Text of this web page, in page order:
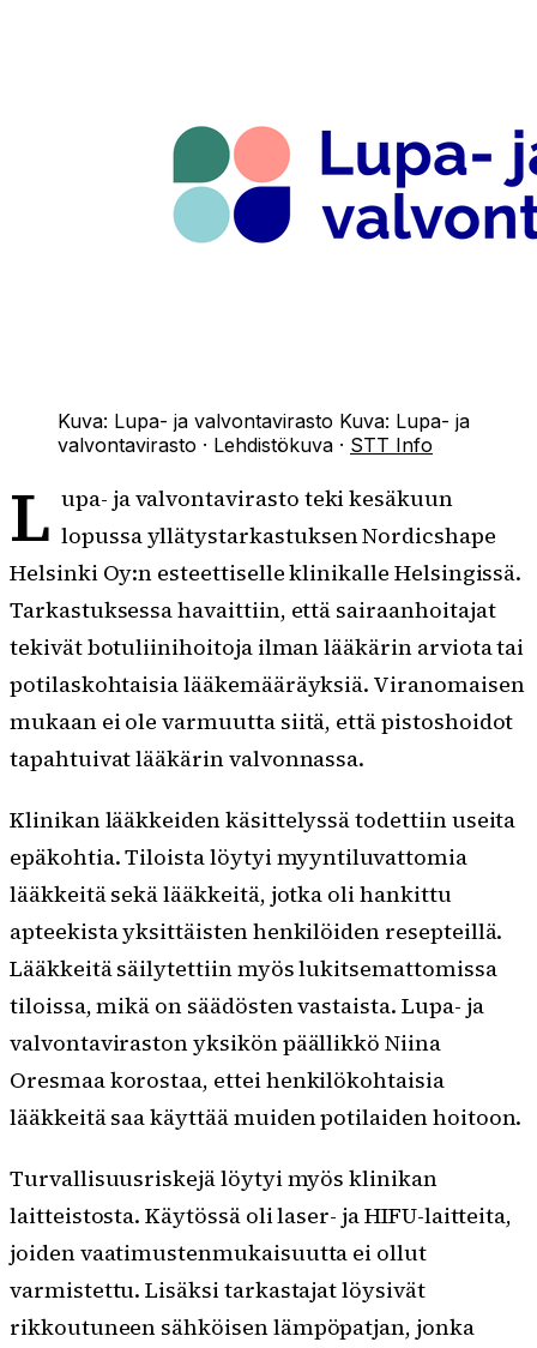
Kuva: Lupa- ja valvontavirasto Kuva: Lupa- ja
valvontavirasto · Lehdistökuva · STT Info
L upa- ja valvontavirasto teki kesäkuun
lopussa yllätystarkastuksen Nordicshape
Helsinki Oy:n esteettiselle klinikalle Helsingissä.
Tarkastuksessa havaittiin, että sairaanhoitajat
tekivät botuliinihoitoja ilman lääkärin arviota tai
potilaskohtaisia lääkemääräyksiä. Viranomaisen
mukaan ei ole varmuutta siitä, että pistoshoidot
tapahtuivat lääkärin valvonnassa.
Klinikan lääkkeiden käsittelyssä todettiin useita
epäkohtia. Tiloista löytyi myyntiluvattomia
lääkkeitä sekä lääkkeitä, jotka oli hankittu
apteekista yksittäisten henkilöiden resepteillä.
Lääkkeitä säilytettiin myös lukitsemattomissa
tiloissa, mikä on säädösten vastaista. Lupa- ja
valvontaviraston yksikön päällikkö Niina
Oresmaa korostaa, ettei henkilökohtaisia
lääkkeitä saa käyttää muiden potilaiden hoitoon.
Turvallisuusriskejä löytyi myös klinikan
laitteistosta. Käytössä oli laser- ja HIFU-laitteita,
joiden vaatimustenmukaisuutta ei ollut
varmistettu. Lisäksi tarkastajat löysivät
rikkoutuneen sähköisen lämpöpatjan, jonka